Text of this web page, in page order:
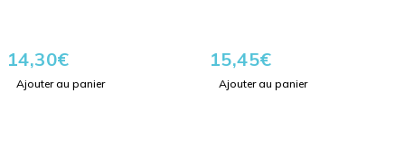
14,30€
Ajouter au panier
15,45€
Ajouter au panier